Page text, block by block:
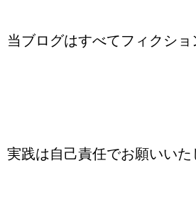
当ブログはすべてフィクショ
実践は自己責任でお願いいた